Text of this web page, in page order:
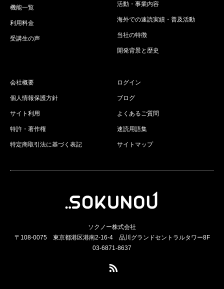
機能一覧
利用料金
受講生の声
活動・事業内容
海外での速読実績・普及活動
当社の特徴
開発背景と歴史
会社概要
個人情報保護方針
サイト利用
特許・著作権
特定商取引法に基づく表記
ログイン
ブログ
よくあるご質問
速読用語集
サイトマップ
ソクノー株式会社
〒108-0075 東京都港区港南2-16-4 品川グランドセントラルタワー8F
03-6871-8637